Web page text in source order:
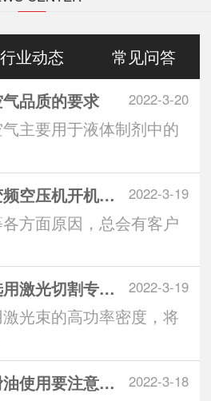
行业动态 常见问答
2022-3-20
品质的要求
主要用于液体制剂中的
2022-3-19
长期未开的永磁变频空压机开机注意
方面原因，总会有客户
2022-3-19
建议！激光行业选用激光切割专用空
光束的高功率密度，将
2022-3-18
斯可络压缩机润滑油使用要注意什么